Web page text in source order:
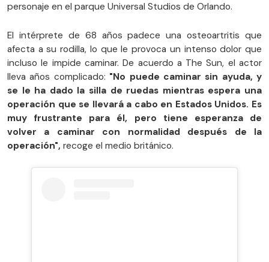
personaje en el parque Universal Studios de Orlando.
El intérprete de 68 años padece una osteoartritis que
afecta a su rodilla, lo que le provoca un intenso dolor que
incluso le impide caminar. De acuerdo a The Sun, el actor
lleva años complicado: "No puede caminar sin ayuda, y
se le ha dado la silla de ruedas mientras espera una
operación que se llevará a cabo en Estados Unidos. Es
muy frustrante para él, pero tiene esperanza de
volver a caminar con normalidad después de la
operación", recoge el medio británico.